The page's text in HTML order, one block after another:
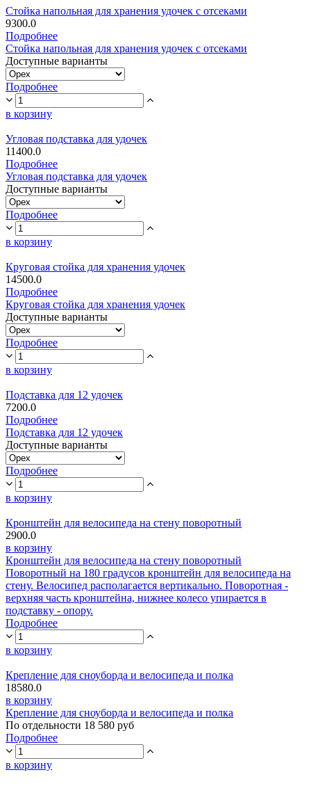
Стойка напольная для хранения удочек с отсеками
9300.0
Подробнее
Стойка напольная для хранения удочек с отсеками
Доступные варианты
Подробнее
в корзину
Угловая подставка для удочек
11400.0
Подробнее
Угловая подставка для удочек
Доступные варианты
Подробнее
в корзину
Круговая стойка для хранения удочек
14500.0
Подробнее
Круговая стойка для хранения удочек
Доступные варианты
Подробнее
в корзину
Подставка для 12 удочек
7200.0
Подробнее
Подставка для 12 удочек
Доступные варианты
Подробнее
в корзину
Кронштейн для велосипеда на стену поворотный
2900.0
в корзину
Кронштейн для велосипеда на стену поворотный
Поворотный на 180 градусов кронштейн для велосипеда на
стену. Велосипед располагается вертикально. Поворотная -
верхняя часть кронштейна, нижнее колесо упирается в
подставку - опору.
Подробнее
в корзину
Крепление для сноуборда и велосипеда и полка
18580.0
в корзину
Крепление для сноуборда и велосипеда и полка
По отдельности 18 580 руб
Подробнее
в корзину